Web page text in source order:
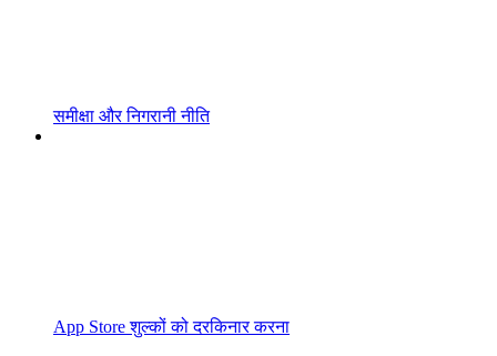
समीक्षा और निगरानी नीति
App Store शुल्कों को दरकिनार करना